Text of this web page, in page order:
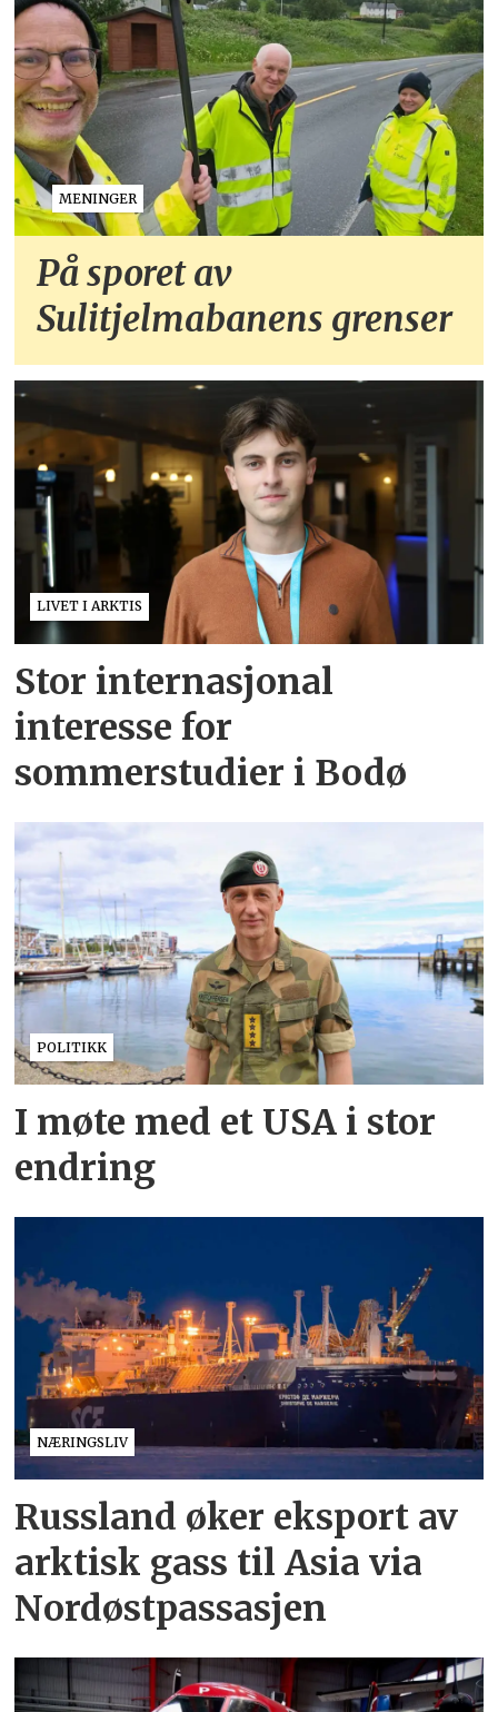
MENINGER
På sporet av
Sulitjelmabanens grenser
LIVET I ARKTIS
Stor internasjonal
interesse for
sommerstudier i Bodø
POLITIKK
I møte med et USA i stor
endring
NÆRINGSLIV
Russland øker eksport av
arktisk gass til Asia via
Nordøstpassasjen